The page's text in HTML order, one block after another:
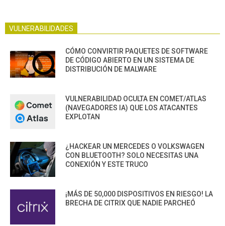
VULNERABILIDADES
CÓMO CONVIRTIR PAQUETES DE SOFTWARE
DE CÓDIGO ABIERTO EN UN SISTEMA DE
DISTRIBUCIÓN DE MALWARE
VULNERABILIDAD OCULTA EN COMET/ATLAS
(NAVEGADORES IA) QUE LOS ATACANTES
EXPLOTAN
¿HACKEAR UN MERCEDES O VOLKSWAGEN
CON BLUETOOTH? SOLO NECESITAS UNA
CONEXIÓN Y ESTE TRUCO
¡MÁS DE 50,000 DISPOSITIVOS EN RIESGO! LA
BRECHA DE CITRIX QUE NADIE PARCHEÓ